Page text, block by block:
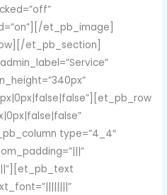
et_pb_image]
et_pb_section]
type=”4_4″